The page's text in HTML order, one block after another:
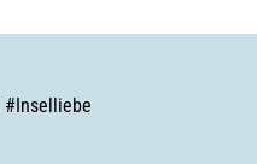
#Inselliebe